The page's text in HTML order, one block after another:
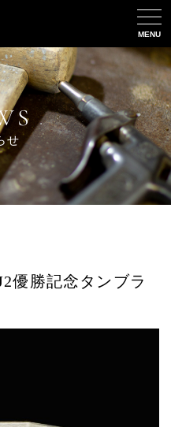
MENU
せ
優勝記念タンブラ